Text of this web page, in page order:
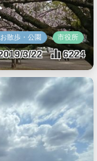
お散歩・公園 市役所
3/22 6224